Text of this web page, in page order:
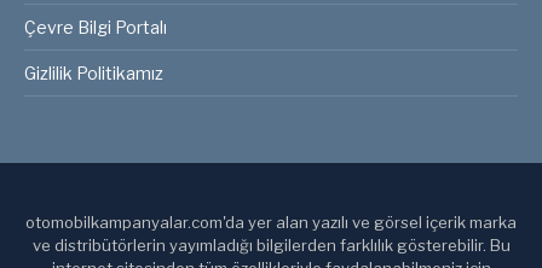
Çevre Bilgi Portalı
Gizlilik Politikamız
otomobilkampanyalar.com'da yer alan yazılı ve görsel içerik marka
ve distribütörlerin yayımladığı bilgilerden farklılık gösterebilir. Bu